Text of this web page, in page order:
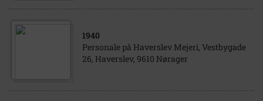
1940
Personale på Haverslev Mejeri, Vestbygade
26, Haverslev, 9610 Nørager